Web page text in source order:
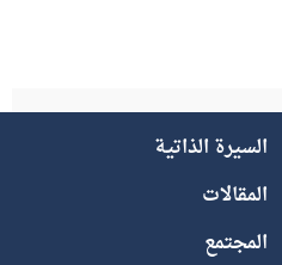
السيرة الذاتية
المقالات
المجتمع